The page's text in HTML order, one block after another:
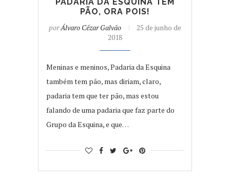
PÃO, ORA POIS!
porÁlvaro Cézar Galvão
25 de junho de
2018
Meninas e meninos, Padaria da Esquina
também tem pão, mas diriam, claro,
padaria tem que ter pão, mas estou
falando de uma padaria que faz parte do
Grupo da Esquina, e que…